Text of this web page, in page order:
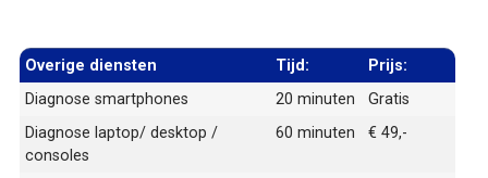
Overige diensten Tijd:
Prijs:
Diagnose smartphones
20 minuten
Gratis
Diagnose laptop/ desktop /
consoles
60 minuten € 49,-